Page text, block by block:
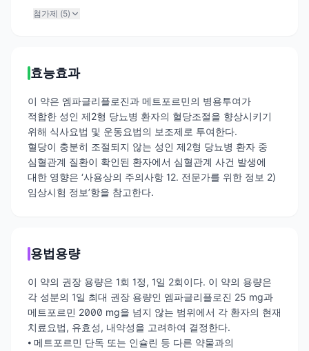
첨가제 (5)
효능효과
이 약은 엠파글리플로진과 메트포르민의 병용투여가
적합한 성인 제2형 당뇨병 환자의 혈당조절을 향상시키기
위해 식사요법 및 운동요법의 보조제로 투여한다.
혈당이 충분히 조절되지 않는 성인 제2형 당뇨병 환자 중
심혈관계 질환이 확인된 환자에서 심혈관계 사건 발생에
대한 영향은 ‘사용상의 주의사항 12. 전문가를 위한 정보 2)
임상시험 정보’항을 참고한다.
용법용량
이 약의 권장 용량은 1회 1정, 1일 2회이다. 이 약의 용량은
각 성분의 1일 최대 권장 용량인 엠파글리플로진 25 mg과
메트포르민 2000 mg을 넘지 않는 범위에서 각 환자의 현재
치료요법, 유효성, 내약성을 고려하여 결정한다.
⦁ 메트포르민 단독 또는 인슐린 등 다른 약물과의